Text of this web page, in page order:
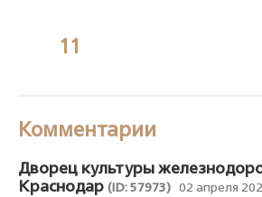
11
Комментарии
Дворец культуры
Краснодар (ID: 57973) 02 апреля